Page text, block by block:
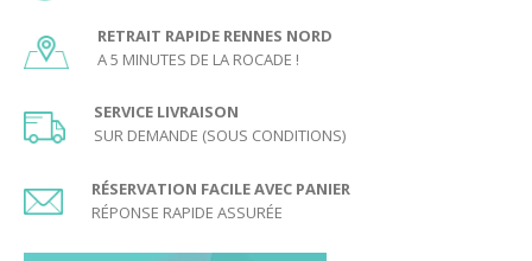
RETRAIT RAPIDE RENNES NORD
A 5 MINUTES DE LA ROCADE !
SERVICE LIVRAISON
SUR DEMANDE (SOUS CONDITIONS)
RÉSERVATION FACILE AVEC PANIER
RÉPONSE RAPIDE ASSURÉE